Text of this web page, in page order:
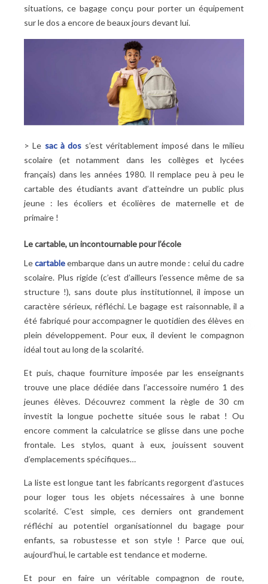
situations, ce bagage conçu pour porter un équipement
sur le dos a encore de beaux jours devant lui.
> Le sac à dos s’est véritablement imposé dans le milieu
scolaire (et notamment dans les collèges et lycées
français) dans les années 1980. Il remplace peu à peu le
cartable des étudiants avant d’atteindre un public plus
jeune : les écoliers et écolières de maternelle et de
primaire !
Le cartable, un incontournable pour l’école
Lecartableembarque dans un autre monde : celui du cadre
scolaire. Plus rigide (c’est d’ailleurs l’essence même de sa
structure !), sans doute plus institutionnel, il impose un
caractère sérieux, réfléchi. Le bagage est raisonnable, il a
été fabriqué pour accompagner le quotidien des élèves en
plein développement. Pour eux, il devient le compagnon
idéal tout au long de la scolarité.
Et puis, chaque fourniture imposée par les enseignants
trouve une place dédiée dans l’accessoire numéro 1 des
jeunes élèves. Découvrez comment la règle de 30 cm
investit la longue pochette située sous le rabat ! Ou
encore comment la calculatrice se glisse dans une poche
frontale. Les stylos, quant à eux, jouissent souvent
d’emplacements spécifiques…
La liste est longue tant les fabricants regorgent d’astuces
pour loger tous les objets nécessaires à une bonne
scolarité. C’est simple, ces derniers ont grandement
réfléchi au potentiel organisationnel du bagage pour
enfants, sa robustesse et son style ! Parce que oui,
aujourd’hui, le cartable est tendance et moderne.
Et pour en faire un véritable compagnon de route,